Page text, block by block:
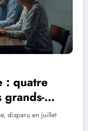
: quatre
grands-
disparu en juillet